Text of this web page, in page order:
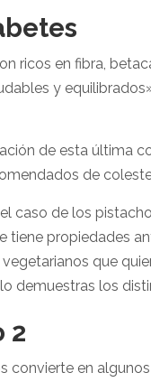
ricos en fibra,
y
de esta última
de
caso de los
tiene propiedades
que
demuestras los
2
convierte en